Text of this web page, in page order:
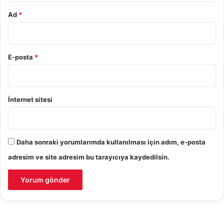
Ad *
E-posta *
İnternet sitesi
Daha sonraki yorumlarımda kullanılması için adım, e-posta
adresim ve site adresim bu tarayıcıya kaydedilsin.